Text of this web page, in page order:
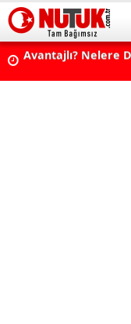
Konut Kredisi